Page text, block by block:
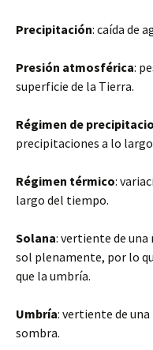
Precipitación: caída de
Presión atmosférica:
superficie de la Tierra.
Régimen de
precipitaciones a lo largo
Régimen térmico:
largo del tiempo.
Solana: vertiente de una
sol plenamente, por lo
que la umbría.
Umbría: vertiente de
sombra.